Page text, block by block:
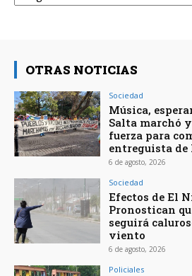
OTRAS NOTICIAS
Sociedad
Música,
Salta marchó
fuerza para
entreguista
6 de agosto, 2026
Sociedad
Efectos de El
Pronostican
seguirá
viento
6 de agosto, 2026
Policiales